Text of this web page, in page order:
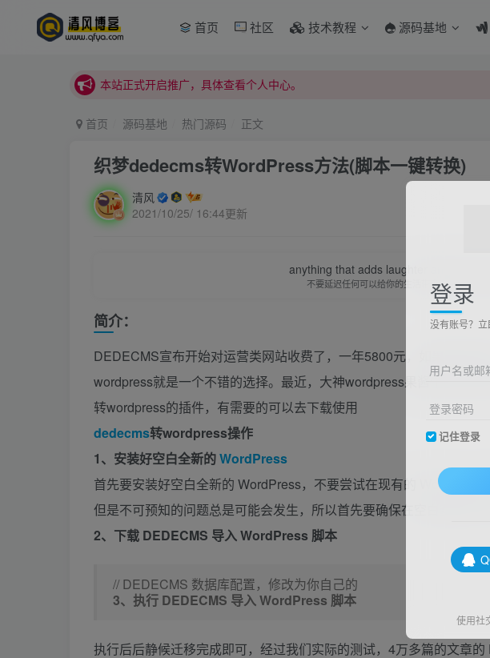
首页 社区 技术教程 源码基地
本站正式开启推广，具体查看个人中心。
本站正式开启推广，具体查看个人中心。
首页 源码基地 热门源码 正文
织梦dedecms转WordPress方法(脚本一键转换)
清风
2021/10/25/ 16:44更新
anything that adds laughter and joy to
不要延迟任何可以给你的生活带来欢笑与快乐的
简介：
DEDECMS宣布开始对运营类网站收费了，一年5800元，如果不想付
wordpress就是一个不错的选择。最近，大神wordpress果酱牛逼闪闪
转wordpress的插件，有需要的可以去下载使用
dedecms转wordpress操作
1、安装好空白全新的WordPress
首先要安装好空白全新的 WordPress，不要尝试在现有的 WordPress
但是不可预知的问题总是可能会发生，所以首先要确保在空白全新的
2、下载 DEDECMS 导入 WordPress 脚本
// DEDECMS 数据库配置，修改为你自己的
3、执行 DEDECMS 导入 WordPress 脚本
执行后后静候迁移完成即可，经过我们实际的测试，4万多篇的文章
登录
没有账号？
用户名或邮
登录密码
记住登录
使用社